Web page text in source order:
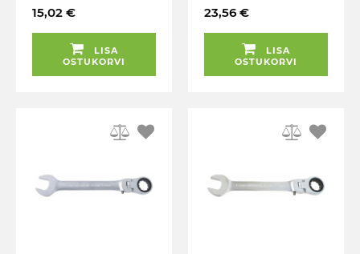
SILMUS-LEHTVÕTI.
15,02 €
LISA
OSTUKORVI
19MM KS TOOLS
23,56 €
LISA
OSTUKORVI